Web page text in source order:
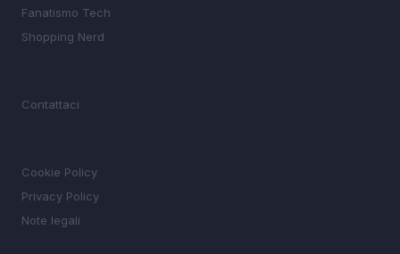
Fanatismo Tech
Shopping Nerd
Contattaci
Cookie Policy
Privacy Policy
Note legali